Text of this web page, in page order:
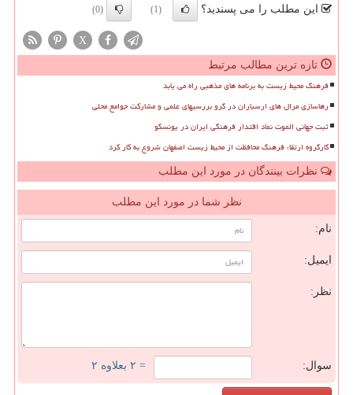
این مطلب را می پسندید؟ (1)
(0)
X
تازه ترین مطالب مرتبط
فرهنگ محیط زیست به برنامه های مذهبی راه می یابد
رهاسازی مرال های ارسباران در گرو بررسیهای علمی و مشارکت جوامع محلی
ثبت جهانی الموت نماد اقتدار فرهنگی ایران در یونسکو
کارگروه ارتقاء فرهنگ محافظت از محیط زیست اصفهان شروع به کار کرد
نظرات بینندگان در مورد این مطلب
نظر شما در مورد این مطلب
نام:
ایمیل:
نظر:
سوال: = ۲ بعلاوه ۲